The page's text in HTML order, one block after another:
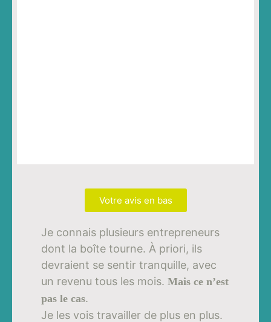
Votre avis en bas
Je connais plusieurs entrepreneurs
dont la boîte tourne. À priori, ils
devraient se sentir tranquille, avec
un revenu tous les mois.Mais ce n’est
pas le cas.
Je les vois travailler de plus en plus.